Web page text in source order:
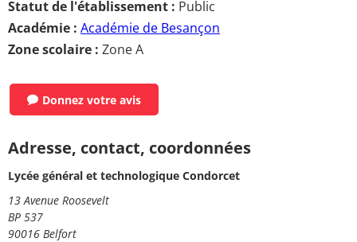
Statut de l'établissement : Public
Académie : Académie de Besançon
Zone scolaire : Zone A
Donnez votre avis
Adresse, contact, coordonnées
Lycée général et technologique Condorcet
13 Avenue Roosevelt
BP 537
90016 Belfort